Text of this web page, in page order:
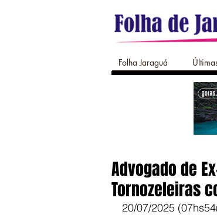
Folha Jaraguá
Advogado de
Tornozeleiras
20/07/2025